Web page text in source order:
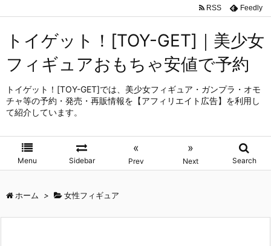
トイゲット！[TOY-GET]｜美少女
フィギュアおもちゃ安値で予約
トイゲット！[TOY-GET]では、美少女フィギュア・ガンプラ・オモ
チャ等の予約・発売・再販情報を【アフィリエイト広告】を利用し
て紹介しています。
Menu Sidebar
«
Prev
»
Next Search
RSS Feedly
ホーム > 女性フィギュア